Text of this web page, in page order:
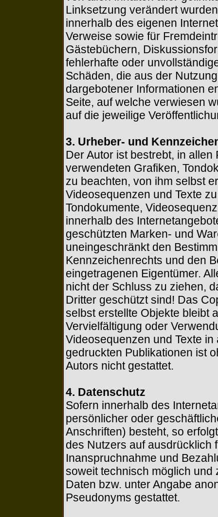
Linksetzung verändert
innerhalb des eigenen
Verweise sowie für
Gästebüchern,
fehlerhafte oder
Schäden, die aus der
dargebotener Informationen
Seite, auf welche verwiesen
auf die jeweilige
3. Urheber- und
Der Autor ist bestrebt, in
verwendeten Grafiken,
zu beachten, von ihm selbst
Videosequenzen und Texte
Tondokumente,
innerhalb des
geschützten Marken- und
uneingeschränkt den
Kennzeichenrechts und den
eingetragenen Eigentümer.
nicht der Schluss zu ziehen,
Dritter geschützt sind! Das
selbst erstellte Objekte bleibt
Vervielfältigung oder
Videosequenzen und Texte
gedruckten Publikationen ist
Autors nicht gestattet.
4. Datenschutz
Sofern innerhalb des
persönlicher oder
Anschriften) besteht, so
des Nutzers auf ausdrücklich
Inanspruchnahme und
soweit technisch möglich
Daten bzw. unter Angabe
Pseudonyms gestattet.